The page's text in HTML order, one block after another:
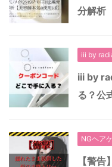
分解析
iii by
iii by
る？公
NGヘア
【警